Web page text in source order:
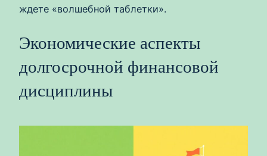
ждете «волшебной таблетки».
Экономические аспекты
долгосрочной финансовой
дисциплины